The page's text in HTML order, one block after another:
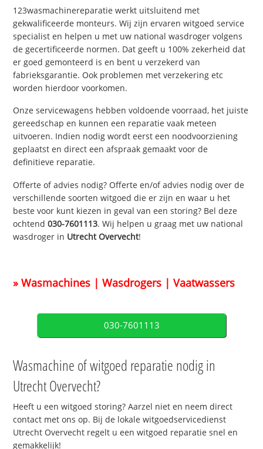
123wasmachinereparatie werkt uitsluitend met
gekwalificeerde monteurs. Wij zijn ervaren witgoed service
specialist en helpen u met uw national wasdroger volgens
de gecertificeerde normen. Dat geeft u 100% zekerheid dat
er goed gemonteerd is en bent u verzekerd van
fabrieksgarantie. Ook problemen met verzekering etc
worden hierdoor voorkomen.
Onze servicewagens hebben voldoende voorraad, het juiste
gereedschap en kunnen een reparatie vaak meteen
uitvoeren. Indien nodig wordt eerst een noodvoorziening
geplaatst en direct een afspraak gemaakt voor de
definitieve reparatie.
Offerte of advies nodig? Offerte en/of advies nodig over de
verschillende soorten witgoed die er zijn en waar u het
beste voor kunt kiezen in geval van een storing? Bel deze
ochtend030-7601113. Wij helpen u graag met uw national
wasdroger in Utrecht Overvecht!
» Wasmachines | Wasdrogers | Vaatwassers
030-7601113
Wasmachine of witgoed reparatie nodig in
Utrecht Overvecht?
Heeft u een witgoed storing? Aarzel niet en neem direct
contact met ons op. Bij de lokale witgoedservicedienst
Utrecht Overvecht regelt u een witgoed reparatie snel en
gemakkelijk!